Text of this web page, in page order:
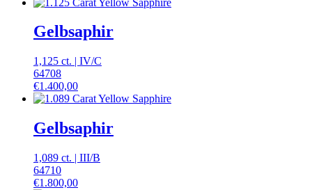
Gelbsaphir
1,125 ct. | IV/C
64708
€1.400,00
Gelbsaphir
1,089 ct. | III/B
64710
€1.800,00